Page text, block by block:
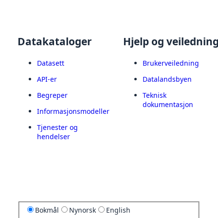
Datakataloger
Datasett
API-er
Begreper
Informasjonsmodeller
Tjenester og
hendelser
Hjelp og
Brukerveiledning
Datalandsbyen
Teknisk
dokumentasjon
Bokmål Nynorsk English